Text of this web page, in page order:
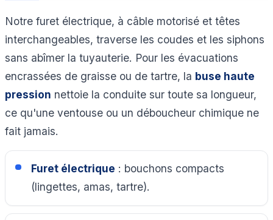
Notre furet électrique, à câble motorisé et têtes
interchangeables, traverse les coudes et les siphons
sans abîmer la tuyauterie. Pour les évacuations
encrassées de graisse ou de tartre, la buse haute
pression nettoie la conduite sur toute sa longueur,
ce qu'une ventouse ou un déboucheur chimique ne
fait jamais.
Furet électrique : bouchons compacts
(lingettes, amas, tartre).